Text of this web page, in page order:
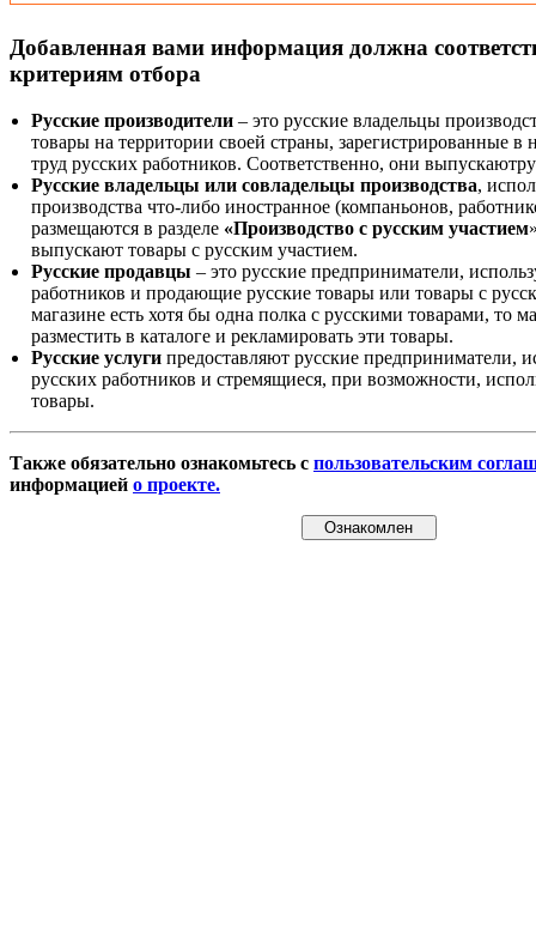
Добавленная вами информация должна
критериям отбора
Русские производители – это русские владельцы
товары на территории своей страны, зарегистрированные
труд русских работников. Соответственно, они
Русские владельцы или совладельцы производства,
производства что-либо иностранное (компаньонов,
размещаются в разделе «Производство с русским участием
выпускают товары с русским участием.
Русские продавцы – это русские предприниматели,
работников и продающие русские товары или товары с
магазине есть хотя бы одна полка с русскими товарами, то
разместить в каталоге и рекламировать эти товары.
Русские услуги предоставляют русские предприниматели,
русских работников и стремящиеся, при возможности,
товары.
Также обязательно ознакомьтесь с пользовательским
информацией о проекте.
Ознакомлен